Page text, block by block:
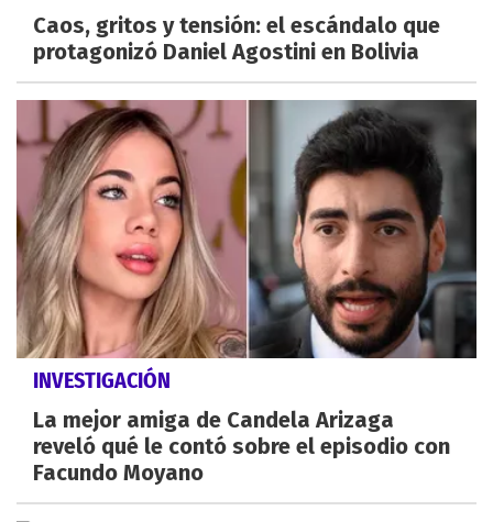
Caos, gritos y tensión: el escándalo que
protagonizó Daniel Agostini en Bolivia
INVESTIGACIÓN
La mejor amiga de Candela Arizaga
reveló qué le contó sobre el episodio con
Facundo Moyano